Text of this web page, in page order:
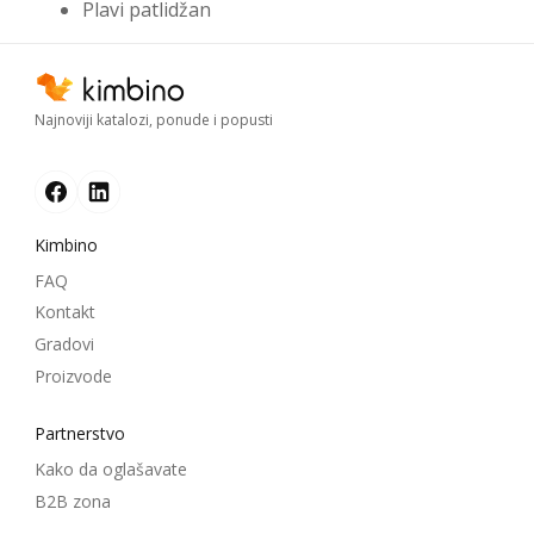
Plavi patlidžan
Najnoviji katalozi, ponude i popusti
Kimbino
FAQ
Kontakt
Gradovi
Proizvode
Partnerstvo
Kako da oglašavate
B2B zona